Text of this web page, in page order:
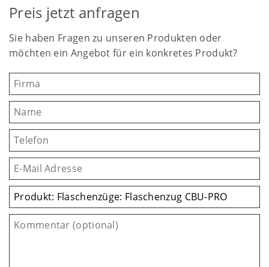
Preis jetzt anfragen
Sie haben Fragen zu unseren Produkten oder
möchten ein Angebot für ein konkretes Produkt?